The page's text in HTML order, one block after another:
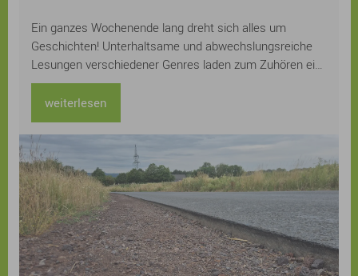
Ein ganzes Wochenende lang dreht sich alles um
Geschichten! Unterhaltsame und abwechslungsreiche
Lesungen verschiedener Genres laden zum Zuhören ein:
Kerstin Gier, Kathrin Lange, Judith Hoersch, Sven
Gerhardt, Lucinde Hutzenlaub, Ursula Kollritsch und
Stefan Kuhlmann und Uwe Henkhaus lesen aus ihren
neuesten Büchern, Workshops zu den Themen
Kreatives Schreiben, Drucken, Gestalten von
Buchschnitten und zur Verbindung von Erzählen in Wort
und Bild und Urban Sketch Walks laden zum Mitmachen
ein. Eine Bühne mit einem „Mikrofon für alle“ bietet
originelle Stimmen und auch einige besondere
Überraschungsgäste, bei Lyrik zum Pflücken kann man
neue Lieblingsgedichte finden und eigene
weiterlesen